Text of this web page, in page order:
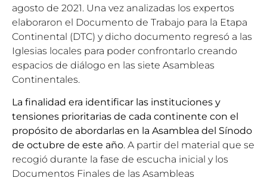
agosto de 2021. Una vez analizadas los expertos
elaboraron el Documento de Trabajo para la Etapa
Continental (DTC) y dicho documento regresó a las
Iglesias locales para poder confrontarlo creando
espacios de diálogo en las siete Asambleas
Continentales.
La finalidad era identificar las instituciones y
tensiones prioritarias de cada continente con el
propósito de abordarlas en la Asamblea del Sínodo
de octubre de este año. A partir del material que se
recogió durante la fase de escucha inicial y los
Documentos Finales de las Asambleas